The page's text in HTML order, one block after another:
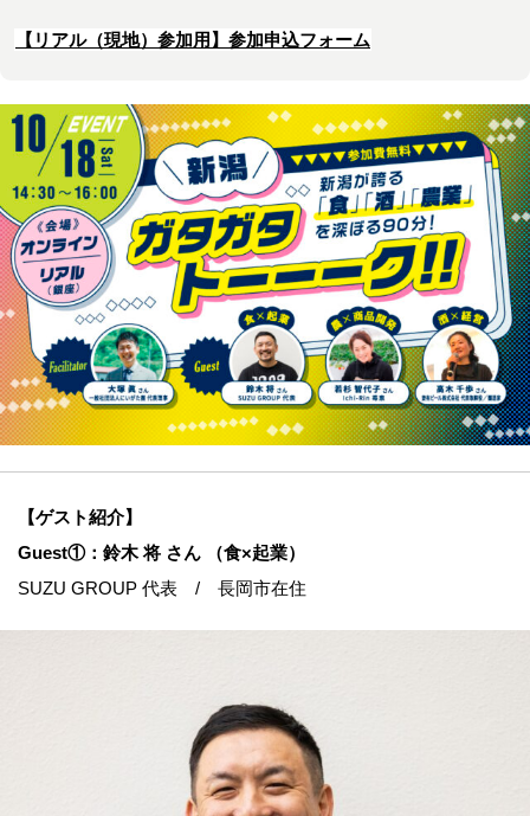
【リアル（現地）参加用】参加申込フォーム
【ゲスト紹介】
Guest①：鈴木 将 さん （食×起業）
SUZU GROUP 代表 / 長岡市在住